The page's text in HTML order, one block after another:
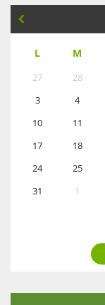
L M
27 28
3
4
10
11
17
18
24
25
31
1